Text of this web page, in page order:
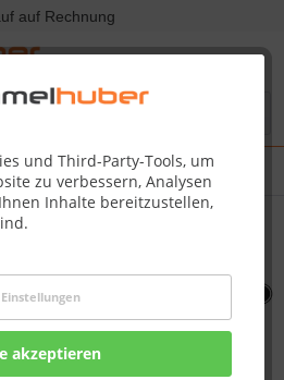
auf Rechnung
und Third-Party-Tools, um
zu verbessern, Analysen
Inhalte bereitzustellen,
Einstellungen
akzeptieren
PRESTIGE/ PRO